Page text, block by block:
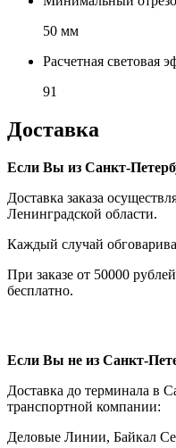
50 мм
Расчетная световая
91
Доставка
Если Вы из Санкт-
Доставка заказа
Ленинградской области.
Каждый случай
При заказе от 50000
бесплатно.
Если Вы не из Санкт-
Доставка до терминала в
транспортной компании:
Деловые Линии, Байкал